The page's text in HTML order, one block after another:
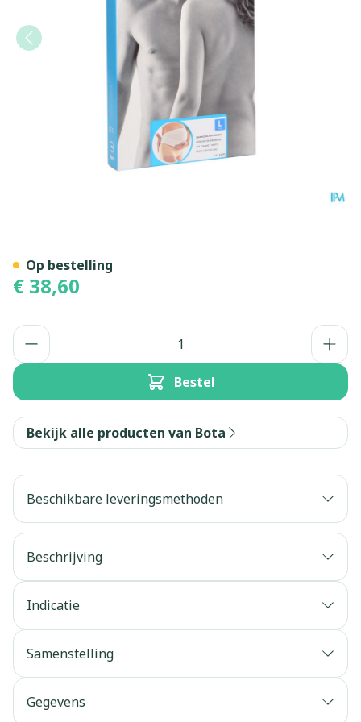
€ 38,60
Aantal
Bestel
Op bestelling
Bekijk alle producten van Bota
Beschikbare leveringsmethoden
Beschrijving
Indicatie
Samenstelling
Gegevens